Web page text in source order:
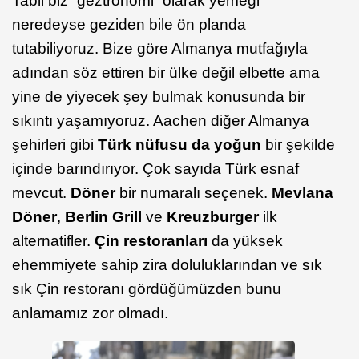
neredeyse geziden bile ön planda
tutabiliyoruz. Bize göre Almanya mutfağıyla
adından söz ettiren bir ülke değil elbette ama
yine de yiyecek şey bulmak konusunda bir
sıkıntı yaşamıyoruz. Aachen diğer Almanya
şehirleri gibi Türk nüfusu da yoğun bir şekilde
içinde barındırıyor. Çok sayıda Türk esnaf
mevcut. Dönerbir numaralı seçenek. Mevlana
Döner, Berlin Grill ve Kreuzburger ilk
alternatifler. Çin restoranları da yüksek
ehemmiyete sahip zira doluluklarından ve sık
sık Çin restoranı gördüğümüzden bunu
anlamamız zor olmadı.